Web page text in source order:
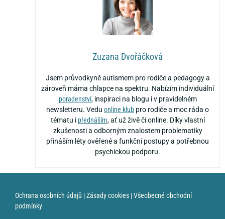
Zuzana Dvořáčková
Jsem průvodkyně autismem pro rodiče a pedagogy a
zároveň máma chlapce na spektru. Nabízím individuální
poradenství, inspiraci na blogu i v pravidelném
newsletteru. Vedu online klub pro rodiče a moc ráda o
tématu i přednáším, ať už živě či online. Díky vlastní
zkušenosti a odborným znalostem problematiky
přináším léty ověřené a funkční postupy a potřebnou
psychickou podporu.
Ochrana osobních údajů |Zásady cookies |Všeobecné obchodní
podmínky